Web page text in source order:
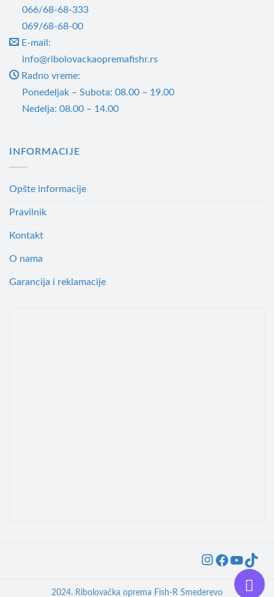
066/68-68-333
069/68-68-00
E-mail:
info@ribolovackaopremafishr.rs
Radno vreme:
Ponedeljak – Subota: 08.00 – 19.00
Nedelja: 08.00 – 14.00
INFORMACIJE
Opšte informacije
Pravilnik
Kontakt
O nama
Garancija i reklamacije
2024. Ribolovačka oprema Fish-R Smederevo